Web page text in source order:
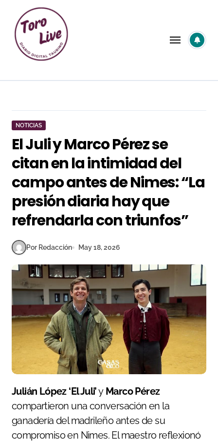
contenido
NOTICIAS
El Juli y Marco Pérez se
citan en la intimidad del
campo antes de Nimes: “La
presión diaria hay que
refrendarla con triunfos”
Por Redacción May 18, 2026
Julián López ‘El Juli’yMarco Pérez
compartieron una conversación en la
ganadería del madrileño antes de su
compromiso en Nimes. El maestro reflexionó